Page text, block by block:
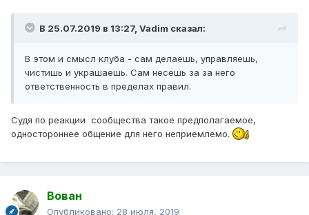
В 25.07.2019 в 13:27, Vadim сказал:
В этом и смысл клуба - сам делаешь, управляешь,
чистишь и украшаешь. Сам несешь за за него
ответственность в пределах правил.
Судя по реакции сообщества такое предполагаемое,
одностороннее общение для него неприемлемо.
Вован
Опубликовано: 28 июля, 2019